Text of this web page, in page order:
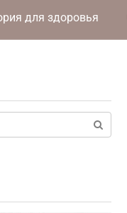
для здоровья